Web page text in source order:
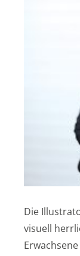
Die
visuell